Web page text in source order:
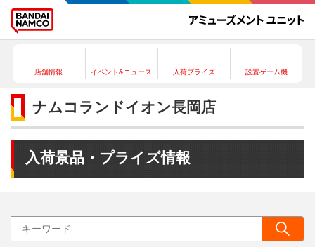
店舗情報 イベント&ニュース 入荷プライズ 設置ゲーム機
ナムコランドイオン長岡店
入荷景品・プライズ情報